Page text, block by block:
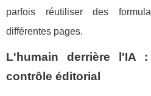
parfois réutiliser des
différentes pages.
L'humain derrière l'IA
contrôle éditorial